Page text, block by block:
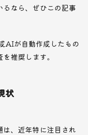
るなら、ぜひこの記事
AIが自動作成したもの
推奨します。
状
は、近年特に注目され